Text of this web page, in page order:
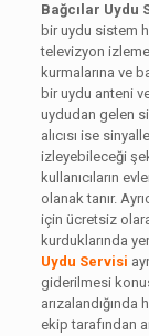
Bağcılar Uydu
bir uydu sistem
televizyon
kurmalarına ve
bir uydu anteni
uydudan gelen
alıcısı ise
izleyebileceği
kullanıcıların
olanak tanır.
için ücretsiz
kurduklarında
Uydu Servisi
giderilmesi
ekip tarafından